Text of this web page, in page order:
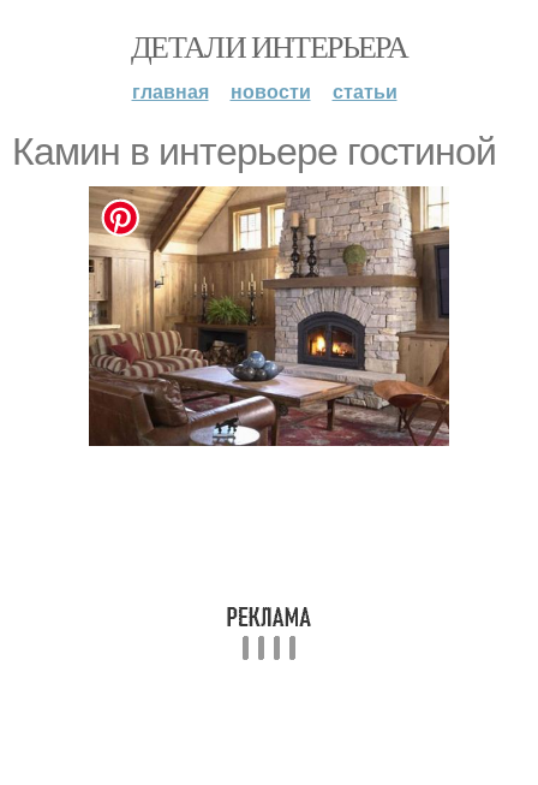
ДЕТАЛИ ИНТЕРЬЕРА
главная новости статьи
Камин в интерьере гостиной